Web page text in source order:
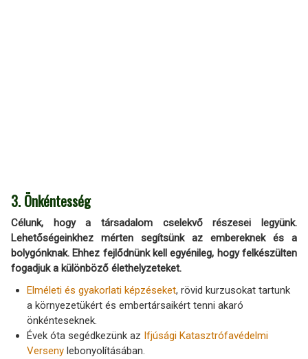
3. Önkéntesség
Célunk, hogy a társadalom cselekvő részesei legyünk.
Lehetőségeinkhez mérten segítsünk az embereknek és a
bolygónknak. Ehhez fejlődnünk kell egyénileg, hogy felkészülten
fogadjuk a különböző élethelyzeteket.
Elméleti és gyakorlati képzéseket, rövid kurzusokat tartunk
a környezetükért és embertársaikért tenni akaró
önkénteseknek.
Évek óta segédkezünk az Ifjúsági Katasztrófavédelmi
Versenylebonyolításában.